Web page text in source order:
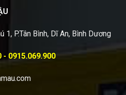
P.Tân Bình, Dĩ An, Bình Dương
- 0915.069.900